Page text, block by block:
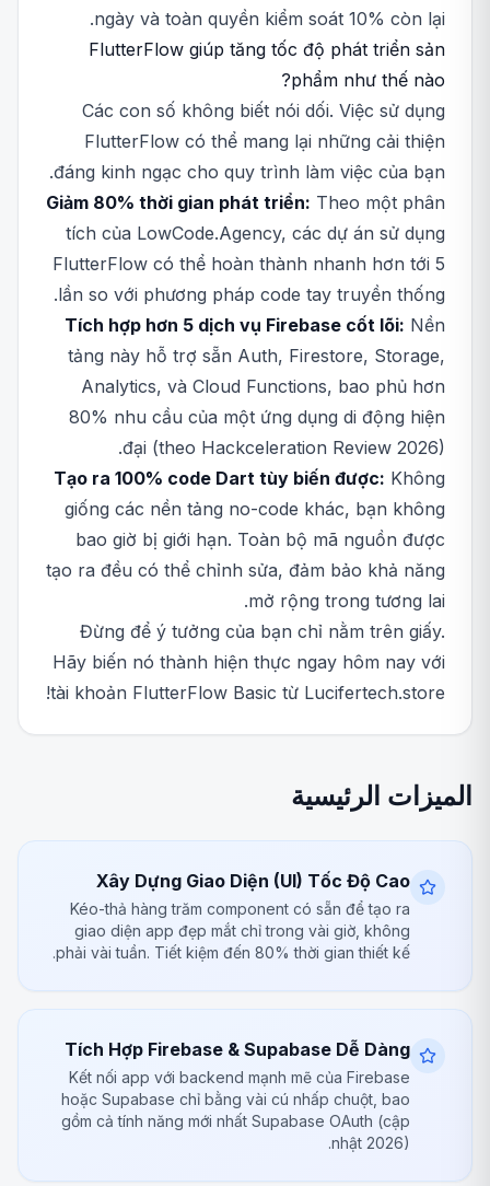
ngày và toàn quyền kiểm soát 10% còn lại.
FlutterFlow giúp tăng tốc độ phát triển sản
phẩm như thế nào?
Các con số không biết nói dối. Việc sử dụng
FlutterFlow có thể mang lại những cải thiện
đáng kinh ngạc cho quy trình làm việc của bạn.
Giảm 80% thời gian phát triển: Theo một phân
tích của LowCode.Agency, các dự án sử dụng
FlutterFlow có thể hoàn thành nhanh hơn tới 5
lần so với phương pháp code tay truyền thống.
Tích hợp hơn 5 dịch vụ Firebase cốt lõi: Nền
tảng này hỗ trợ sẵn Auth, Firestore, Storage,
Analytics, và Cloud Functions, bao phủ hơn
80% nhu cầu của một ứng dụng di động hiện
đại (theo Hackceleration Review 2026).
Tạo ra 100% code Dart tùy biến được: Không
giống các nền tảng no-code khác, bạn không
bao giờ bị giới hạn. Toàn bộ mã nguồn được
tạo ra đều có thể chỉnh sửa, đảm bảo khả năng
mở rộng trong tương lai.
Đừng để ý tưởng của bạn chỉ nằm trên giấy.
Hãy biến nó thành hiện thực ngay hôm nay với
tài khoản FlutterFlow Basic từ Lucifertech.store!
الميزات الرئيسية
Xây Dựng Giao Diện (UI) Tốc Độ Cao
Kéo-thả hàng trăm component có sẵn để tạo ra
giao diện app đẹp mắt chỉ trong vài giờ, không
phải vài tuần. Tiết kiệm đến 80% thời gian thiết kế.
Tích Hợp Firebase & Supabase Dễ Dàng
Kết nối app với backend mạnh mẽ của Firebase
hoặc Supabase chỉ bằng vài cú nhấp chuột, bao
gồm cả tính năng mới nhất Supabase OAuth (cập
nhật 2026).